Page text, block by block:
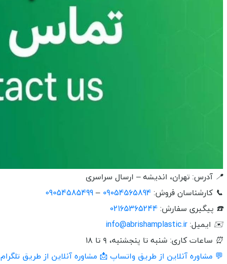
📍 آدرس: تهران، اندیشه – ارسال سراسری
📞 کارشناسان فروش:09054565894
–
09054585499
☎️ پیگیری سفارش:02165365244
✉️ ایمیل:info@abrishamplastic.ir
⏰ ساعات کاری: شنبه تا پنجشنبه، ۹ تا ۱۸
💬 مشاوره آنلاین از طریق واتساپ 📩 مشاوره آنلاین از طریق تلگرام